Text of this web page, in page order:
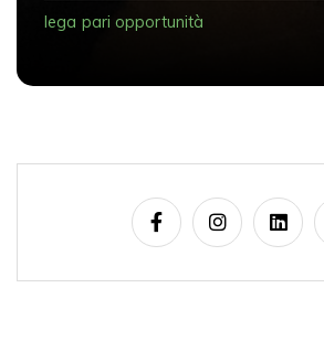
lega pari opportunità